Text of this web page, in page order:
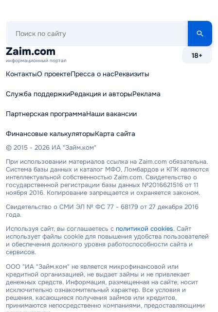
сайту
Zaim.com
информационный портал
18+
КонтактыО проектеПресса о насРеквизиты
Служба поддержкиРедакция и авторыРеклама
Партнерская программаНаши вакансии
Финансовые калькуляторыКарта сайта
© 2015 - 2026 ИА "Займ.ком"
При использовании материалов ссылка на Zaim.com обязательна.
Система базы данных и каталог МФО, Ломбардов и КПК являются
интеллектуальной собственностью Zaim.com. Свидетельство о
государственной регистрации базы данных №2016621516 от 11
ноября 2016. Копирование запрещается и охраняется законом.
Свидетельство о СМИ ЭЛ № ФС 77 - 68179 от 27 декабря 2016
года.
Используя сайт, вы соглашаетесь с политикой cookies. Сайт
использует файлы cookie для повышения удобства пользователей
и обеспечения должного уровня работоспособности сайта и
сервисов.
ООО "ИА "Займ.ком" не является микрофинансовой или
кредитной организацией, не выдает займы и не привлекает
денежных средств. Информация, размещенная на сайте, носит
исключительно ознакомительный характер. Все условия и
решения, касающиеся получения займов или кредитов,
принимаются непосредственно компаниями, предоставляющими